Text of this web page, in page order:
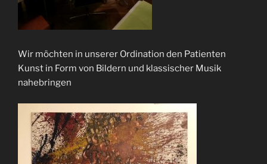
Wir möchten in unserer Ordination den Patienten
Kunst in Form von Bildern und klassischer Musik
nahebringen